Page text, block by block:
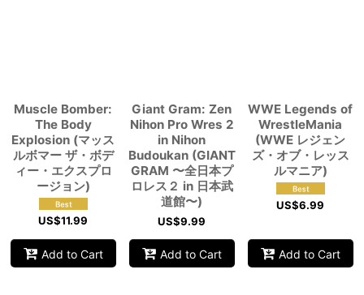
Muscle Bomber:
The Body
Explosion (マッス
ルボマー ザ・ボデ
ィー・エクスプロ
ージョン)
US$11.99
Add to Cart
Giant Gram: Zen
Nihon Pro Wres 2
in Nihon
Budoukan (GIANT
GRAM 〜全日本プ
ロレス２ in 日本武
道館〜)
US$9.99
Add to Cart
WWE Legends of
WrestleMania
(WWE レジェン
ズ・オブ・レッス
ルマニア)
US$6.99
Add to Cart